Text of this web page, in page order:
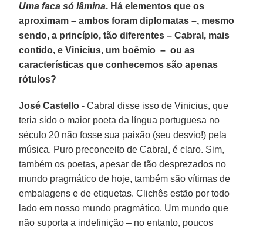
Uma faca só lâmina. Há elementos que os
aproximam – ambos foram diplomatas –, mesmo
sendo, a princípio, tão diferentes – Cabral, mais
contido, e Vinicius, um boêmio – ou as
características que conhecemos são apenas
rótulos?
José Castello - Cabral disse isso de Vinicius, que
teria sido o maior poeta da língua portuguesa no
século 20 não fosse sua paixão (seu desvio!) pela
música. Puro preconceito de Cabral, é claro. Sim,
também os poetas, apesar de tão desprezados no
mundo pragmático de hoje, também são vítimas de
embalagens e de etiquetas. Clichês estão por todo
lado em nosso mundo pragmático. Um mundo que
não suporta a indefinição – no entanto, poucos